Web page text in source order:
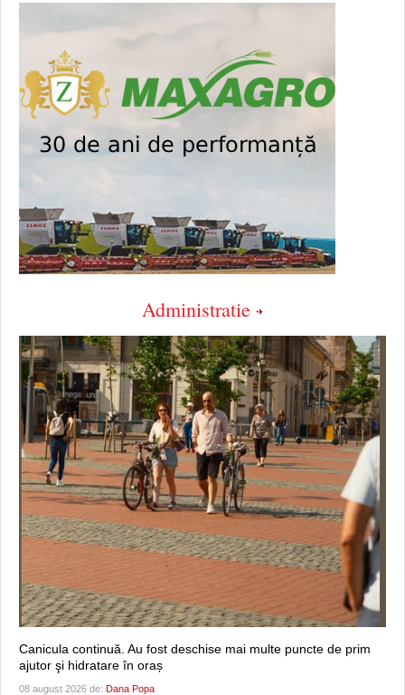
Administratie
Canicula continuă. Au fost deschise mai multe puncte de prim
ajutor şi hidratare în oraș
08 august 2026 de: Dana Popa